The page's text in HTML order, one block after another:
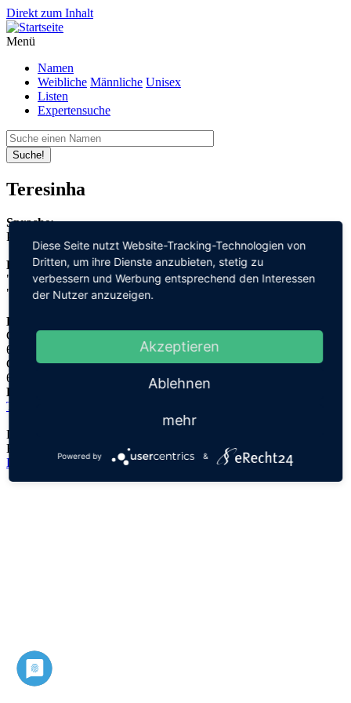
Direkt zum Inhalt
Menü
Namen
Weibliche Männliche Unisex
Listen
Expertensuche
Suche!
Teresinha
Sprache:
Portugiesisch
Bedeutung:
"Ernte"
"jagen"
Herleitung:
Griechisch,
θερισμός "therismos"
Griechisch,
θηρεύω "thereuo"
Herkunftsname:
Theresia
Der Namensursprung ist unklar, es handelt sich lediglich um eine
Hypothese!
Datenschutz Impressum
Diese Seite nutzt Website-Tracking-Technologien von
Dritten, um ihre Dienste anzubieten, stetig zu
verbessern und Werbung entsprechend den Interessen
der Nutzer anzuzeigen.
Akzeptieren
Ablehnen
mehr
Powered by &